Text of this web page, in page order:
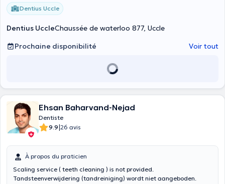
Dentius Uccle
Dentius UccleChaussée de waterloo 877, Uccle
Prochaine disponibilité
Voir tout
Ehsan Baharvand-Nejad
Dentiste
9.9|26 avis
À propos du praticien
Scaling service ( teeth cleaning ) is not provided.
Tandsteenverwijdering (tandreiniging) wordt niet aangeboden.